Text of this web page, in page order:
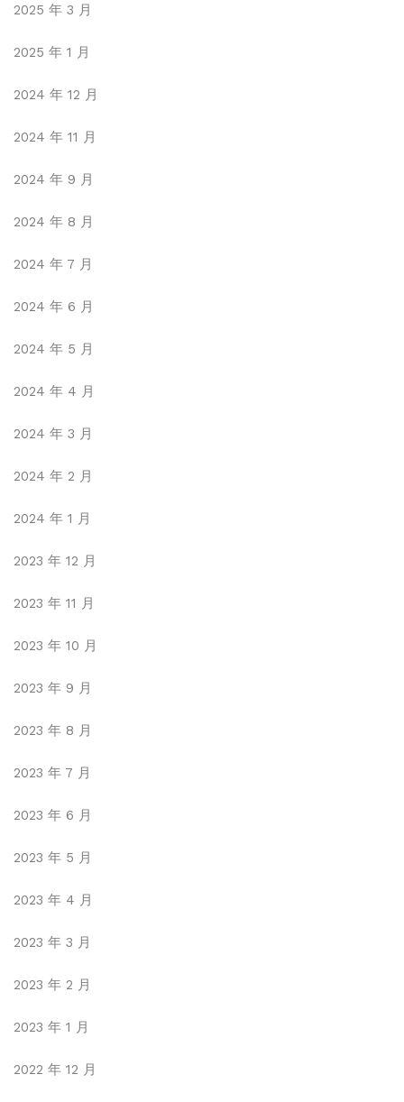
2025 年 3 月
2025 年 1 月
2024 年 12 月
2024 年 11 月
2024 年 9 月
2024 年 8 月
2024 年 7 月
2024 年 6 月
2024 年 5 月
2024 年 4 月
2024 年 3 月
2024 年 2 月
2024 年 1 月
2023 年 12 月
2023 年 11 月
2023 年 10 月
2023 年 9 月
2023 年 8 月
2023 年 7 月
2023 年 6 月
2023 年 5 月
2023 年 4 月
2023 年 3 月
2023 年 2 月
2023 年 1 月
2022 年 12 月